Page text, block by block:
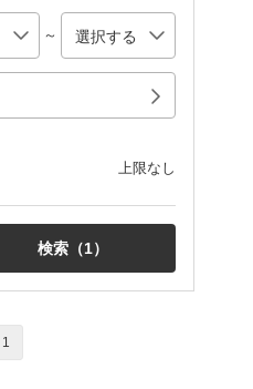
～
上限なし
検索（1）
1